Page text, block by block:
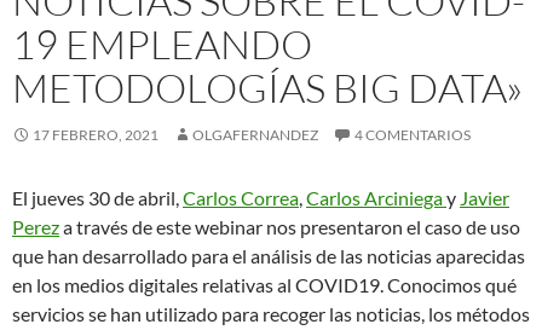
19 EMPLEANDO
METODOLOGÍAS BIG DATA»
17 FEBRERO, 2021 OLGAFERNANDEZ 4 COMENTARIOS
El jueves 30 de abril,Carlos Correa,Carlos Arciniegay Javier
Pereza través de este webinar nos presentaron el caso de uso
que han desarrollado para el análisis de las noticias aparecidas
en los medios digitales relativas al COVID19. Conocimos qué
servicios se han utilizado para recoger las noticias, los métodos